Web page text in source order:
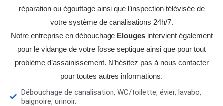
réparation ou égouttage ainsi que l’inspection télévisée de
votre système de canalisations 24h/7.
Notre entreprise en débouchage Elougesintervient également
pour le vidange de votre fosse septique ainsi que pour tout
problème d’assainissement. N’hésitez pas à nous contacter
pour toutes autres informations.
Débouchage de canalisation, WC/toilette, évier, lavabo,
baignoire, urinoir.